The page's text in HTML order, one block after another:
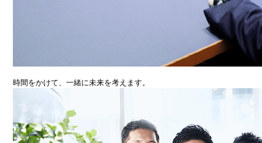
時間をかけて、一緒に未来を考えます。